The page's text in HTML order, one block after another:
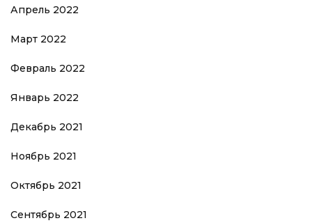
Апрель 2022
Март 2022
Февраль 2022
Январь 2022
Декабрь 2021
Ноябрь 2021
Октябрь 2021
Сентябрь 2021